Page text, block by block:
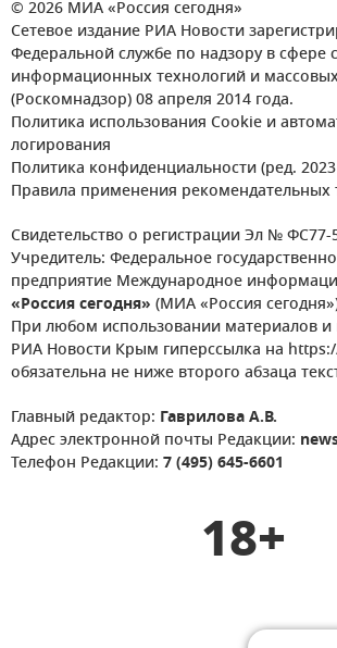
© 2026 МИА «Россия сегодня»
Сетевое издание РИА Новости
Федеральной службе по надзору в сфере
информационных технологий и
(Роскомнадзор) 08 апреля 2014 года.
Политика использования Cookie и
логирования
Политика конфиденциальности (ред. 2023
Правила применения рекомендательных
Свидетельство о регистрации Эл № ФС77-
Учредитель: Федеральное
предприятие Международное
«Россия сегодня» (МИА «Россия
При любом использовании материалов и
РИА Новости Крым гиперссылка на
обязательна не ниже второго абзаца
Главный редактор: Гаврилова А.В.
Адрес электронной почты Редакции:
Телефон Редакции: 7 (495) 645-6601
18+